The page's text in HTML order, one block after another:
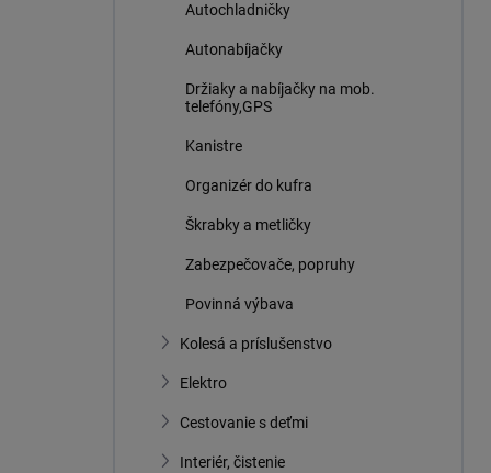
Autochladničky
Autonabíjačky
Držiaky a nabíjačky na mob.
telefóny,GPS
Kanistre
Organizér do kufra
Škrabky a metličky
Zabezpečovače, popruhy
Povinná výbava
Kolesá a príslušenstvo
Elektro
Cestovanie s deťmi
Interiér, čistenie